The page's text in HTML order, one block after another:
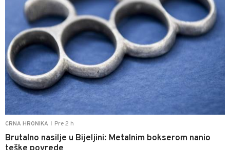
CRNA HRONIKA Pre 2 h
Brutalno nasilje u Bijeljini: Metalnim bokserom nanio